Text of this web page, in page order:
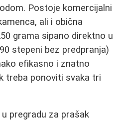
Postoje komercijalni
ali i obična
grama sipano direktno u
stepeni bez predpranja)
efikasno i znatno
treba ponoviti svaka tri
pregradu za prašak